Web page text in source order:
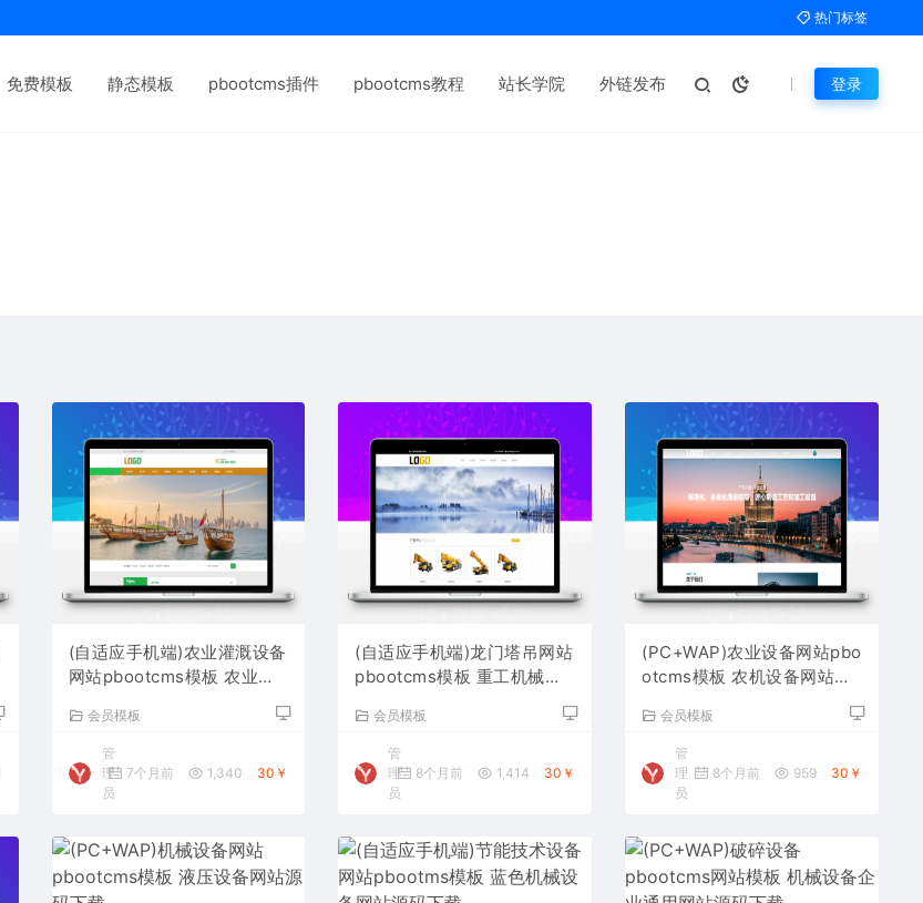
热门标签
免费模板 静态模板 pbootcms插件 pbootcms教程 站长学院 外链发布 登录
(自适应手机端)农业灌溉设备
网站pbootcms模板 农业机
会员模板
管
理
员
7个月前 1,340 30￥
(自适应手机端)龙门塔吊网站
pbootcms模板 重工机械设
会员模板
管
理
员
8个月前 1,414 30￥
(PC+WAP)农业设备网站pbo
otcms模板 农机设备网站源
会员模板
管
理
员
8个月前 959 30￥